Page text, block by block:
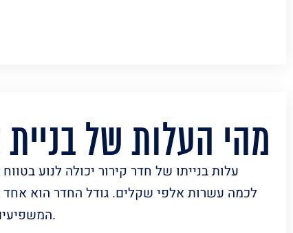
מהי העלות של בניית
עלות בנייתו של חדר קירור יכולה לנוע
לכמה עשרות אלפי שקלים. גודל החדר הוא
המשפיעים על מחיר בניית חדר קירור.